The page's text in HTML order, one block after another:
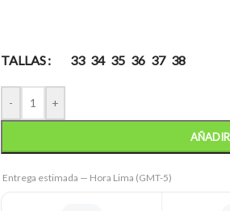
TALLAS 33 34 35 36 37 38
- +
Entrega estimada — Hora Lima (GMT-5)